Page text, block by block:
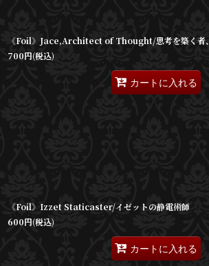
《Foil》Jace,Architect of Thought/思考を築く者
700円(税込)
カートに入れる
《Foil》Izzet Staticaster/イゼットの静電術師
600円(税込)
カートに入れる